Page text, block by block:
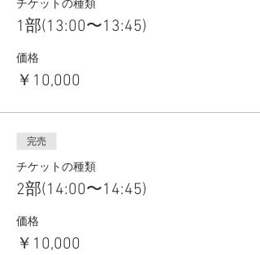
チケットの種類
1部(13:00〜13:45)
価格
￥10,000
完売
チケットの種類
2部(14:00〜14:45)
価格
￥10,000